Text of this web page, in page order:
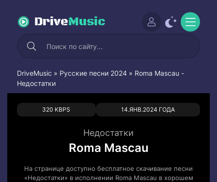
DriveMusic
DriveMusic » Русские песни 2024 » Roma Mascau -
Недостатки
320 KBPS 14.ЯНВ.2024 ГОДА
1 0
Недостатки
Roma Mascau
На странице доступно бесплатное скачивание песни
«Недостатки» в исполнении Roma Mascau в хорошем